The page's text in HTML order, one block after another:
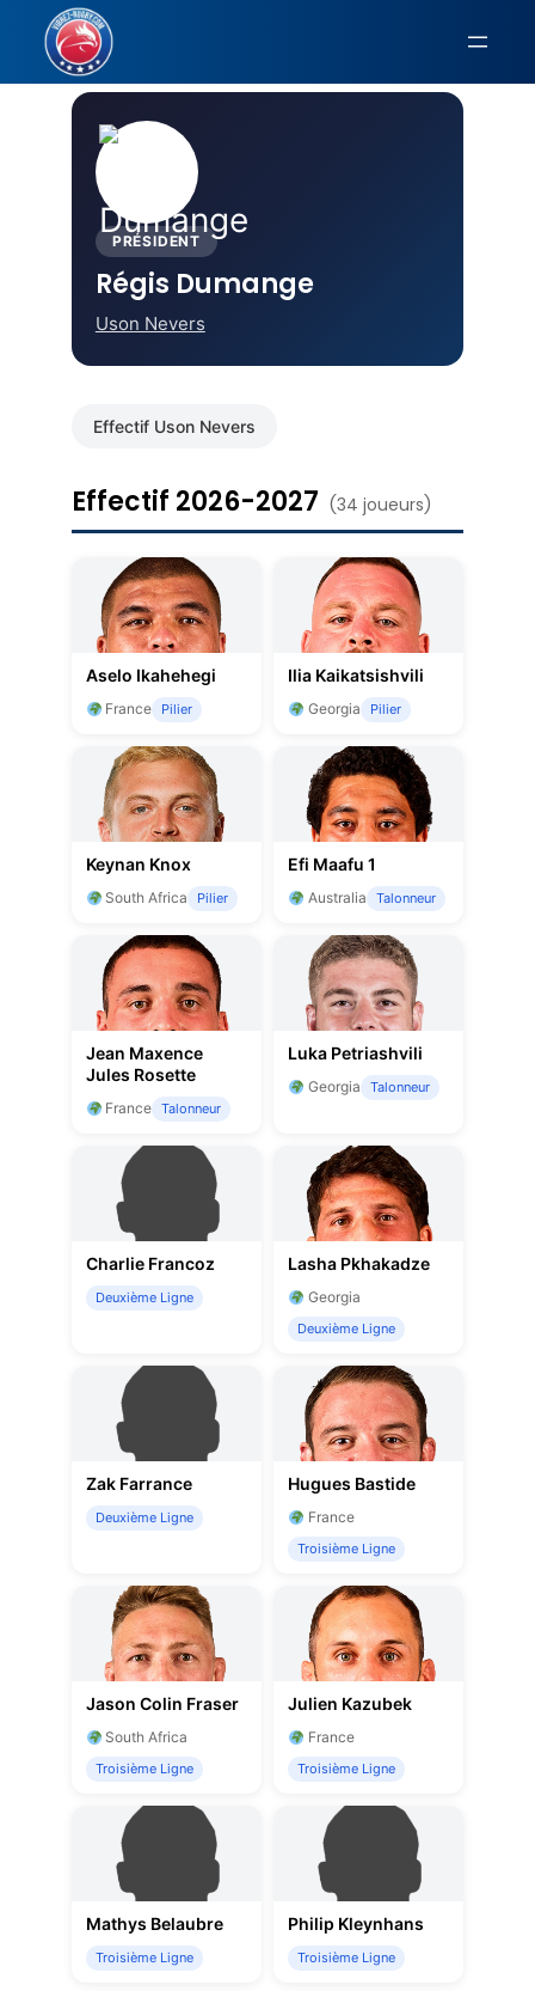
Aller
contenu
Accueil
PRÉSIDENT
Régis Dumange
Uson Nevers
Effectif Uson Nevers
Effectif 2026-2027 (34 joueurs)
Aselo Ikahehegi
France Pilier
Ilia Kaikatsishvili
Georgia Pilier
Keynan Knox
South Africa Pilier
Efi Maafu 1
Australia Talonneur
Jean Maxence
Jules Rosette
France Talonneur
Luka Petriashvili
Georgia Talonneur
Charlie Francoz
Deuxième Ligne
Lasha Pkhakadze
Georgia
Deuxième Ligne
Zak Farrance
Deuxième Ligne
Hugues Bastide
France
Troisième Ligne
Jason Colin Fraser
South Africa
Troisième Ligne
Julien Kazubek
France
Troisième Ligne
Mathys Belaubre
Troisième Ligne
Philip Kleynhans
Troisième Ligne